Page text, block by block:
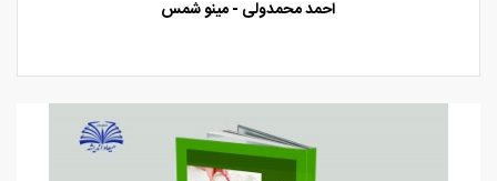
احمد محمدولی - مینو شمس